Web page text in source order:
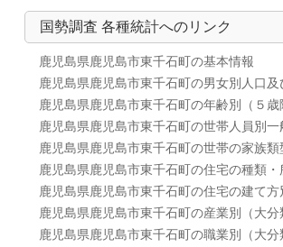
国勢調査 各種統計へのリンク
鹿児島県鹿児島市東千石町の基本情報
鹿児島県鹿児島市東千石町の男女別人口及
鹿児島県鹿児島市東千石町の年齢別（５
鹿児島県鹿児島市東千石町の世帯人員別一
鹿児島県鹿児島市東千石町の世帯の家族
鹿児島県鹿児島市東千石町の住宅の種類
鹿児島県鹿児島市東千石町の住宅の建て方
鹿児島県鹿児島市東千石町の産業別（大
鹿児島県鹿児島市東千石町の職業別（大